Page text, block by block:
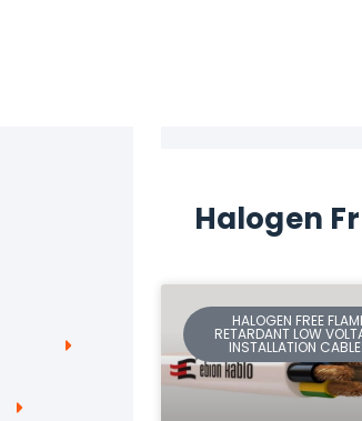
Halogen
HALOGEN FREE
RETARDANT LOW
INSTALLATION